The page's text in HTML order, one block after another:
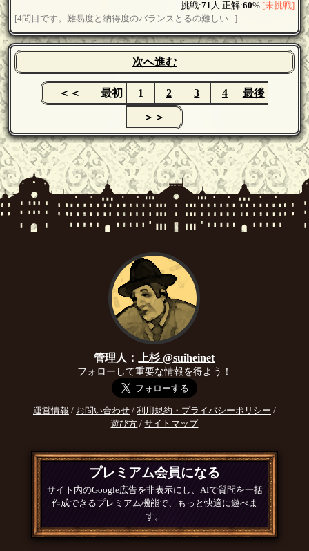
挑戦:71 人 正解:60% [未挑戦]
[4問目です。難易度と納得度のバランスとるの難しい...]
次へ進む
＜＜ 最初 1 2 3 4 最後
＞＞
管理人：上杉 @suiheinet
フォローして重要な情報を得よう！
運営情報 / お問い合わせ/ 利用規約・プライバシーポリシー /
遊び方 /サイトマップ
プレミアム会員になる
サイト内のGoogle広告を非表示にし、AIで質問を一括
作成できるプレミアム機能で、もっと快適に遊べま
す。